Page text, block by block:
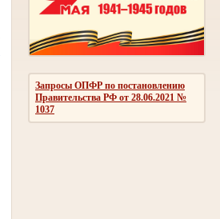
Запросы ОПФР по постановлению
Правительства РФ от 28.06.2021 №
1037